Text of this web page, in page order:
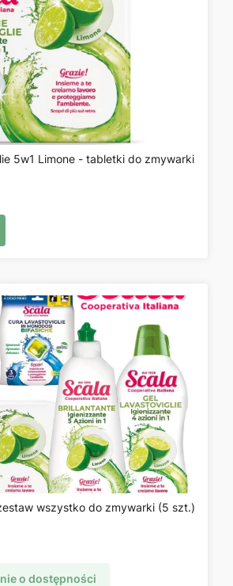
5w1 Limone - tabletki do zmywarki
wszystko do zmywarki (5 szt.)
o dostępności